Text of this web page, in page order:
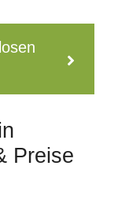
Preise